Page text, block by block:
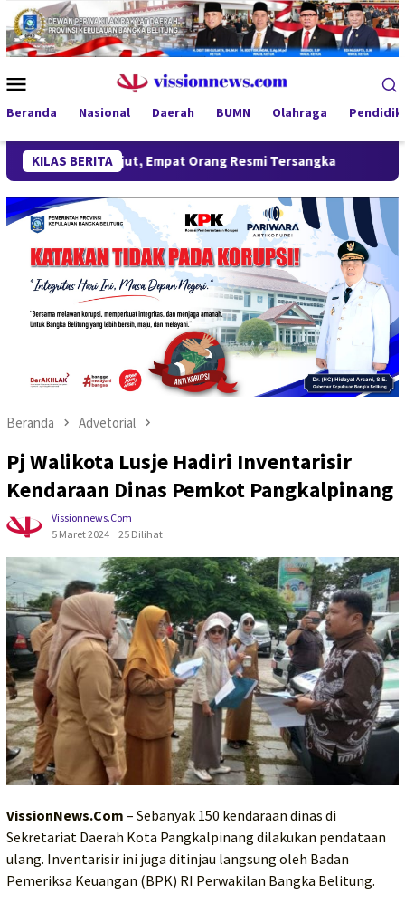
Loncat
ke
konten
Mobile
Beranda Nasional Daerah BUMN Olahraga
KILAS BERITA
Empat Orang Resmi Tersangka Tinjau Program
Beranda Advetorial
Pj Walikota Lusje Hadiri Inventarisir
Kendaraan Dinas Pemkot Pangkalpinang
Vissionnews.com
5 Maret 2024
25 Dilihat
VissionNews.Com – Sebanyak 150 kendaraan dinas di
Sekretariat Daerah Kota Pangkalpinang dilakukan pendataan
ulang. Inventarisir ini juga ditinjau langsung oleh Badan
Pemeriksa Keuangan (BPK) RI Perwakilan Bangka Belitung.